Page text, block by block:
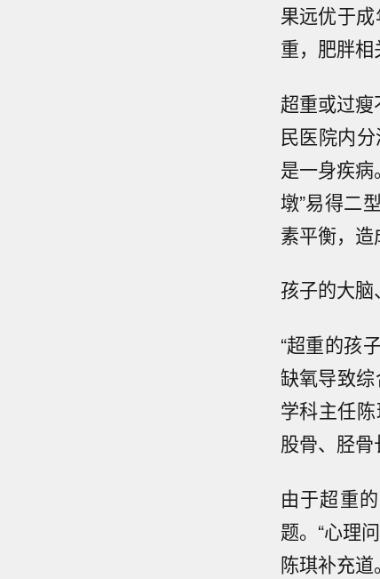
果远优于
重，肥胖
超重或过
民医院内
是一身疾病
墩”易得二
素平衡，造
孩子的大脑
“超重的孩
缺氧导致
学科主任
股骨、胫骨
由于超重
题。“心理
陈琪补充道。